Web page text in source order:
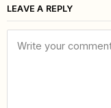
LEAVE A REPLY